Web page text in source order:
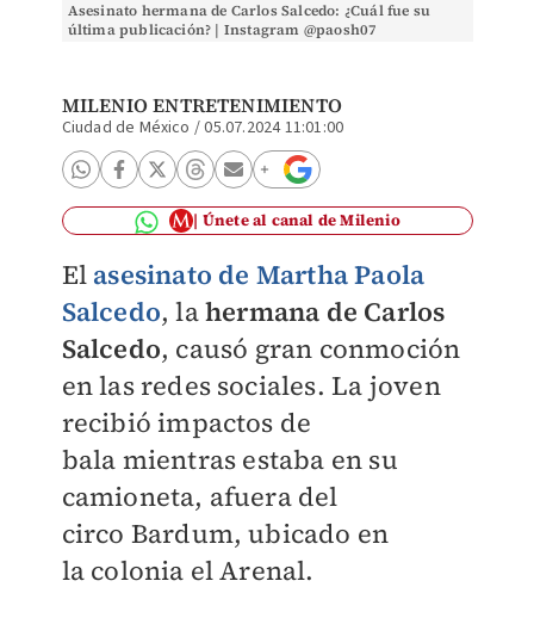
Asesinato hermana de Carlos Salcedo: ¿Cuál fue su
última publicación? | Instagram @paosh07
MILENIO ENTRETENIMIENTO
Ciudad de México /05.07.2024 11:01:00
Únete al canal de Milenio
El asesinato de Martha Paola
Salcedo,lahermana de Carlos
Salcedo, causó gran conmoción
en las redes sociales. La joven
recibió impactos de
bala mientras estaba en su
camioneta, afuera del
circo Bardum, ubicado en
la colonia el Arenal.